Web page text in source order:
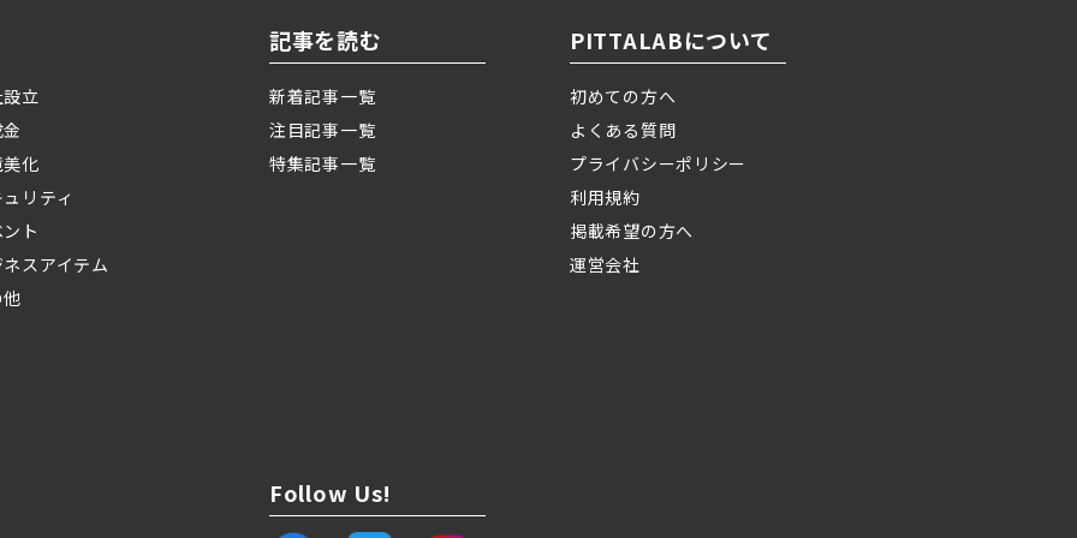
立
化
リティ
ト
スアイテム
記事を読む
新着記事一覧
注目記事一覧
特集記事一覧
PITTALABについて
初めての方へ
よくある質問
プライバシーポリシー
利用規約
掲載希望の方へ
運営会社
Follow Us!